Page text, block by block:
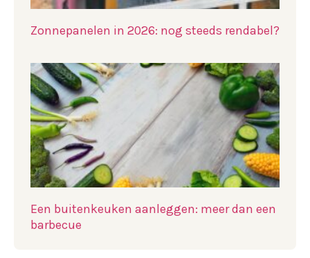
Zonnepanelen in 2026: nog steeds rendabel?
Een buitenkeuken aanleggen: meer dan een
barbecue